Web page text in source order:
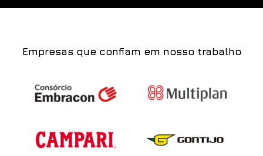
Empresas que confiam em nosso trabalho